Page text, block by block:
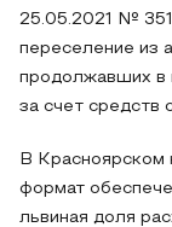
25.05.2021 №
переселение из
продолжавших в
за счет средств
В Красноярском
формат
львиная доля